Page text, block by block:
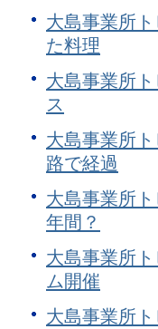
大島事業所
た料理
大島事業所
ス
大島事業所
路で経過
大島事業所
年間？
大島事業所
ム開催
大島事業所